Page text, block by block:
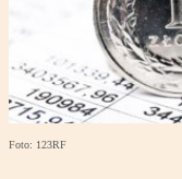
Foto: 123RF